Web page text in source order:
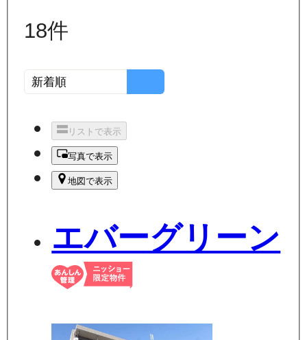
18件
リストで表示
写真で表示
地図で表示
エバーグリーン